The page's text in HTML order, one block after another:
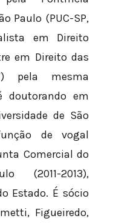
Paulo (PUC-SP,
em Direito
em Direito das
pela mesma
doutorando em
de São
de vogal
Comercial do
(2011-2013),
Estado. É sócio
Figueiredo,